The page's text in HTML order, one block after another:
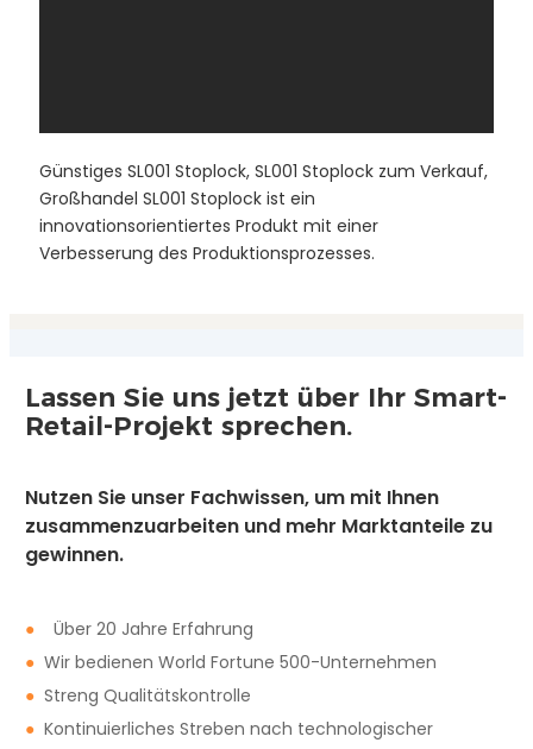
Günstiges SL001 Stoplock, SL001 Stoplock zum Verkauf,
Großhandel SL001 Stoplock ist ein
innovationsorientiertes Produkt mit einer
Verbesserung des Produktionsprozesses.
Lassen Sie uns jetzt über Ihr Smart-
Retail-Projekt sprechen.
Nutzen Sie unser Fachwissen, um mit Ihnen
zusammenzuarbeiten und mehr Marktanteile zu
gewinnen.
●
Über 20 Jahre Erfahrung
●Wir bedienen World Fortune 500-Unternehmen
●Streng Qualitätskontrolle
●Kontinuierliches Streben nach technologischer